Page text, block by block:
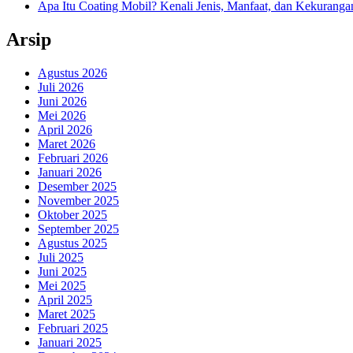
Apa Itu Coating Mobil? Kenali Jenis, Manfaat, dan
Arsip
Agustus 2026
Juli 2026
Juni 2026
Mei 2026
April 2026
Maret 2026
Februari 2026
Januari 2026
Desember 2025
November 2025
Oktober 2025
September 2025
Agustus 2025
Juli 2025
Juni 2025
Mei 2025
April 2025
Maret 2025
Februari 2025
Januari 2025